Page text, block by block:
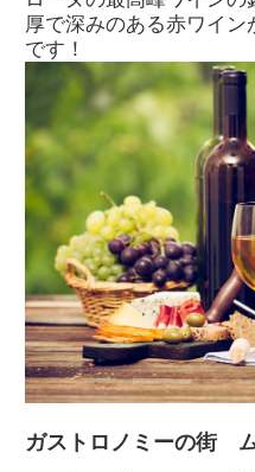
厚で深みのある赤ワイ
です！
ガストロノミーの街